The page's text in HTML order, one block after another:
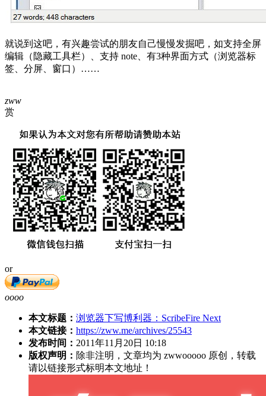
就说到这吧，有兴趣尝试的朋友自己慢慢发掘吧，如支持全屏
编辑（隐藏工具栏）、支持 note、有3种界面方式（浏览器标
签、分屏、窗口）……
zww
赏
or
oooo
本文标题： 浏览器下写博利器：ScribeFire Next
本文链接： https://zww.me/archives/25543
发布时间： 2011年11月20日 10:18
版权声明： 除非注明，文章均为 zwwooooo 原创，转载
请以链接形式标明本文地址！